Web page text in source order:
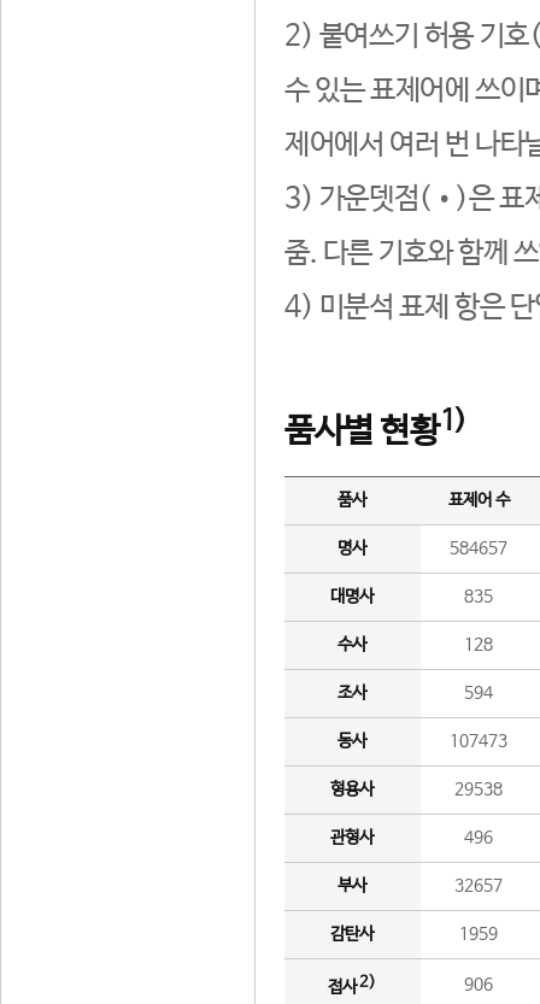
2) 붙여쓰기 허용 기호
수 있는 표제어에 쓰이
제어에서 여러 번 나타
3) 가운뎃점(•)은 표
줌. 다른 기호와 함께
4) 미분석 표제 항은
품사별 현황1)
품사 표제어 수
명사 584657
대명사 835
수사 128
조사 594
동사 107473
형용사 29538
관형사 496
부사 32657
감탄사 1959
접사2) 906